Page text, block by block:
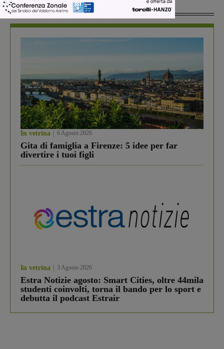
In Vetrina
In vetrina 6 Agosto 2026
Gita di famiglia a Firenze: 5 idee per far
divertire i tuoi figli
In vetrina 3 Agosto 2026
Estra Notizie agosto: Smart Cities, oltre 44mila
studenti coinvolti, torna il bando per lo sport e
debutta il podcast Estrair